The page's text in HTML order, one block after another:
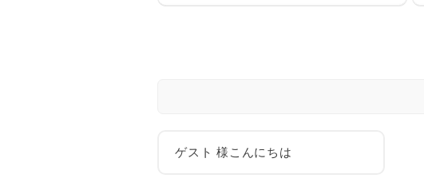
ゲスト 様こんにちは